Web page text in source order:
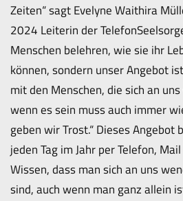
Zeiten“ sagt Evelyne Waithira
2024 Leiterin der
Menschen belehren, wie sie ihr
können, sondern unser Angebot
mit den Menschen, die sich an
wenn es sein muss auch immer
geben wir Trost.“ Dieses Angebot
jeden Tag im Jahr per Telefon,
Wissen, dass man sich an uns
sind, auch wenn man ganz allein